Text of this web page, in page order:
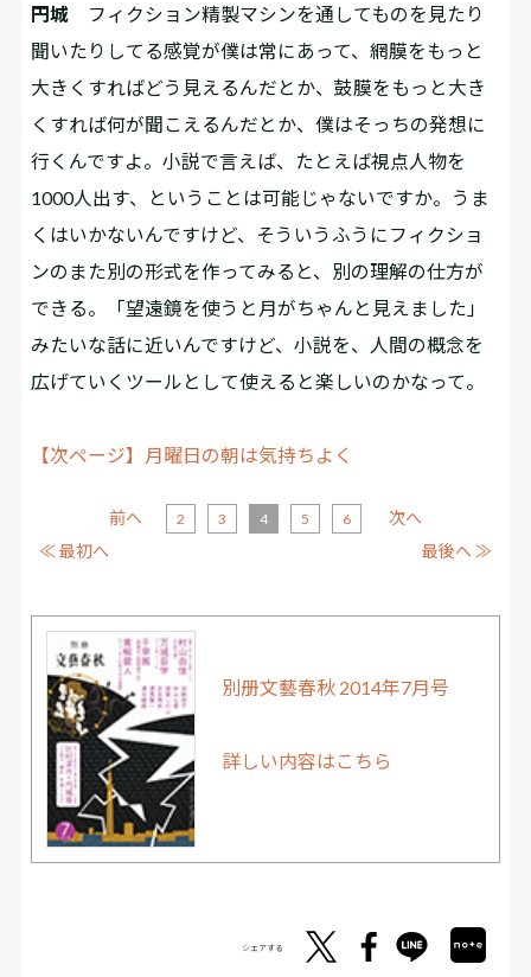
円城 フィクション精製マシンを通してものを見たり
聞いたりしてる感覚が僕は常にあって、網膜をもっと
大きくすればどう見えるんだとか、鼓膜をもっと大き
くすれば何が聞こえるんだとか、僕はそっちの発想に
行くんですよ。小説で言えば、たとえば視点人物を
1000人出す、ということは可能じゃないですか。うま
くはいかないんですけど、そういうふうにフィクショ
ンのまた別の形式を作ってみると、別の理解の仕方が
できる。「望遠鏡を使うと月がちゃんと見えました」
みたいな話に近いんですけど、小説を、人間の概念を
広げていくツールとして使えると楽しいのかなって。
【次ページ】月曜日の朝は気持ちよく
≪ 最初へ
前へ 2 3 4 5 6
次へ
最後へ ≫
別册文藝春秋 2014年7月号
詳しい内容はこちら
シェアする